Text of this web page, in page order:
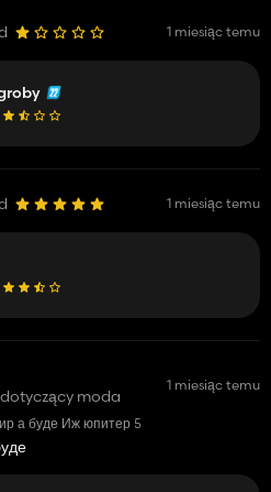
1 miesiąc temu
1 miesiąc temu
moda
1 miesiąc temu
а буде Иж юпитер 5